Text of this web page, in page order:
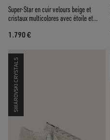
Super-Star en cuir velours beige et
cristaux multicolores avec étoile et
1.790 €
SWAROVSKI CRYSTALS